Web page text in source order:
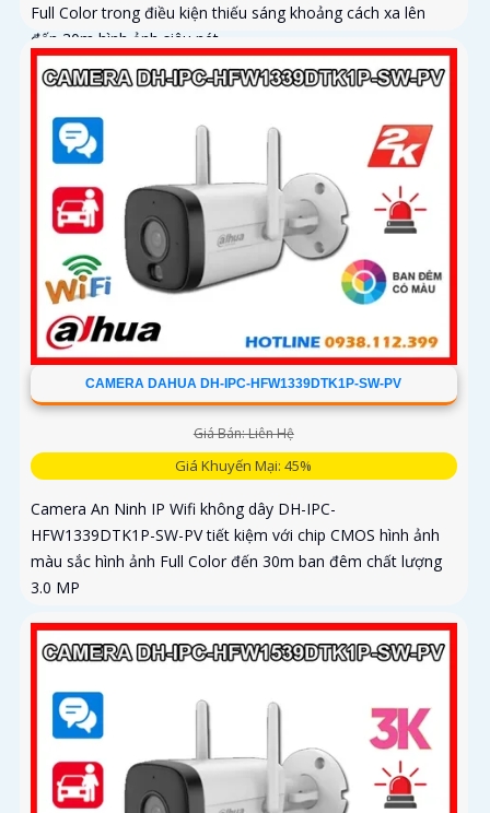
Full Color trong điều kiện thiếu sáng khoảng cách xa lên
đến 30m hình ảnh siêu nét
CAMERA DAHUA DH-IPC-HFW1339DTK1P-SW-PV
Giá Bán: Liên Hệ
Giá Khuyến Mại: 45%
Camera An Ninh IP Wifi không dây DH-IPC-
HFW1339DTK1P-SW-PV tiết kiệm với chip CMOS hình ảnh
màu sắc hình ảnh Full Color đến 30m ban đêm chất lượng
3.0 MP